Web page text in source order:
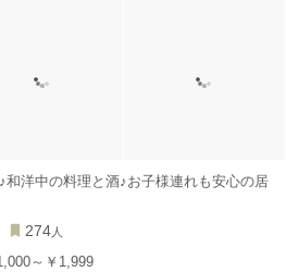
和洋中の料理と酒♪お子様連れも安心の居
274 人
～￥1,999